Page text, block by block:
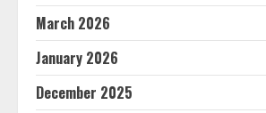
March 2026
January 2026
December 2025